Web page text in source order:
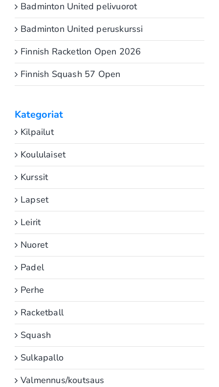
Badminton United pelivuorot
Badminton United peruskurssi
Finnish Racketlon Open 2026
Finnish Squash 57 Open
Kategoriat
Kilpailut
Koululaiset
Kurssit
Lapset
Leirit
Nuoret
Padel
Perhe
Racketball
Squash
Sulkapallo
Valmennus/koutsaus